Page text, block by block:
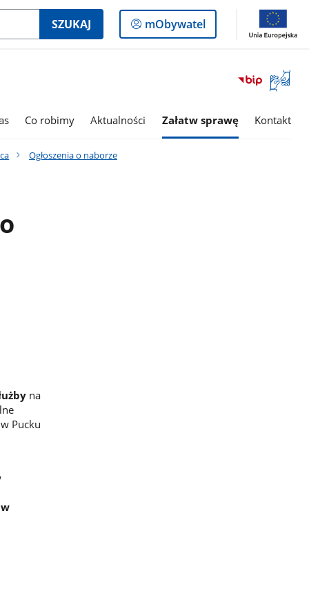
SZUKAJ
Logowanie
do
mObywatel
Otwórz
okno
Co robimy Aktualności Załatw sprawę Kontakt
Ogłoszenia o naborze
na
Pucku